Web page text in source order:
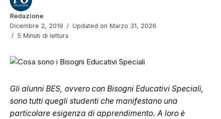
Redazione
Dicembre 2, 2019
Updated on Marzo 31, 2026
5 Minuti di lettura
Gli alunni BES, ovvero con Bisogni Educativi Speciali,
sono tutti quegli studenti che manifestano una
particolare esigenza di apprendimento. A loro è